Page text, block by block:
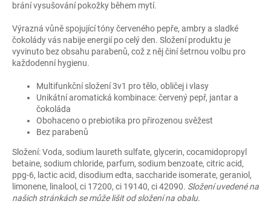
brání vysušování pokožky během mytí.
Výrazná vůně spojující tóny červeného pepře, ambry a sladké
čokolády vás nabije energií po celý den. Složení produktu je
vyvinuto bez obsahu parabenů, což z něj činí šetrnou volbu pro
každodenní hygienu.
Multifunkční složení 3v1 pro tělo, obličej i vlasy
Unikátní aromatická kombinace: červený pepř, jantar a
čokoláda
Obohaceno o prebiotika pro přirozenou svěžest
Bez parabenů
Složení: Voda, sodium laureth sulfate, glycerin, cocamidopropyl
betaine, sodium chloride, parfum, sodium benzoate, citric acid,
ppg-6, lactic acid, disodium edta, saccharide isomerate, geraniol,
limonene, linalool, ci 17200, ci 19140, ci 42090. Složení uvedené na
našich stránkách se může lišit od složení na obalu.